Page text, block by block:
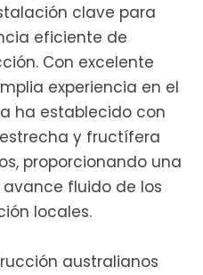
clave para
eficiente de
Con excelente
experiencia en el
ha establecido con
y fructífera
proporcionando una
fluido de los
locales.
australianos